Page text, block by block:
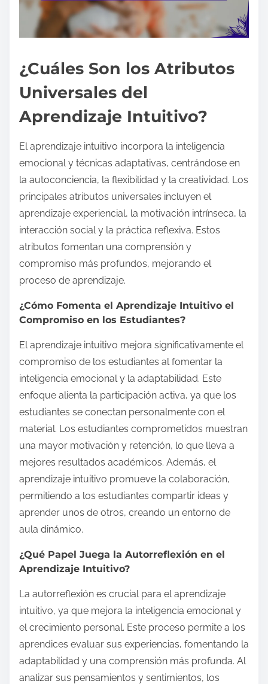
¿Cuáles Son los Atributos
Universales del
Aprendizaje Intuitivo?
El aprendizaje intuitivo incorpora la inteligencia
emocional y técnicas adaptativas, centrándose en
la autoconciencia, la flexibilidad y la creatividad. Los
principales atributos universales incluyen el
aprendizaje experiencial, la motivación intrínseca, la
interacción social y la práctica reflexiva. Estos
atributos fomentan una comprensión y
compromiso más profundos, mejorando el
proceso de aprendizaje.
¿Cómo Fomenta el Aprendizaje Intuitivo el
Compromiso en los Estudiantes?
El aprendizaje intuitivo mejora significativamente el
compromiso de los estudiantes al fomentar la
inteligencia emocional y la adaptabilidad. Este
enfoque alienta la participación activa, ya que los
estudiantes se conectan personalmente con el
material. Los estudiantes comprometidos muestran
una mayor motivación y retención, lo que lleva a
mejores resultados académicos. Además, el
aprendizaje intuitivo promueve la colaboración,
permitiendo a los estudiantes compartir ideas y
aprender unos de otros, creando un entorno de
aula dinámico.
¿Qué Papel Juega la Autorreflexión en el
Aprendizaje Intuitivo?
La autorreflexión es crucial para el aprendizaje
intuitivo, ya que mejora la inteligencia emocional y
el crecimiento personal. Este proceso permite a los
aprendices evaluar sus experiencias, fomentando la
adaptabilidad y una comprensión más profunda. Al
analizar sus pensamientos y sentimientos, los